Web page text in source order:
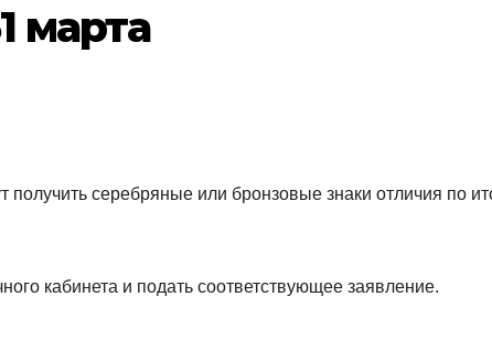
марта
получить серебряные или бронзовые знаки отличия по
кабинета и подать соответствующее заявление.